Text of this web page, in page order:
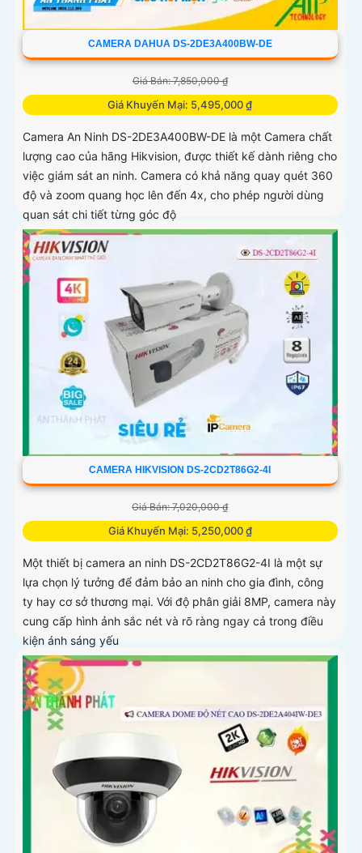
CAMERA DAHUA DS-2DE3A400BW-DE
Giá Bán: 7,850,000 ₫
Giá Khuyến Mại: 5,495,000 ₫
Camera An Ninh DS-2DE3A400BW-DE là một Camera chất
lượng cao của hãng Hikvision, được thiết kế dành riêng cho
việc giám sát an ninh. Camera có khả năng quay quét 360
độ và zoom quang học lên đến 4x, cho phép người dùng
quan sát chi tiết từng góc độ
CAMERA HIKVISION DS-2CD2T86G2-4I
Giá Bán: 7,020,000 ₫
Giá Khuyến Mại: 5,250,000 ₫
Một thiết bị camera an ninh DS-2CD2T86G2-4I là một sự
lựa chọn lý tưởng để đảm bảo an ninh cho gia đình, công
ty hay cơ sở thương mại. Với độ phân giải 8MP, camera này
cung cấp hình ảnh sắc nét và rõ ràng ngay cả trong điều
kiện ánh sáng yếu